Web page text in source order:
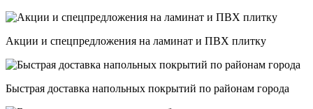
Акции и спецпредложения на ламинат и ПВХ плитку
Быстрая доставка напольных покрытий по районам города